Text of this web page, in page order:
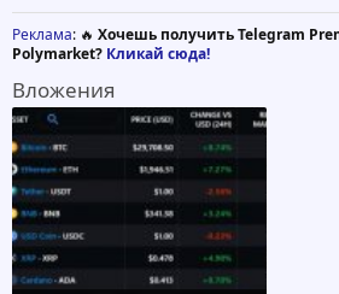
Реклама: 🔥 Хочешь получить Telegram
Polymarket? Кликай сюда!
Вложения